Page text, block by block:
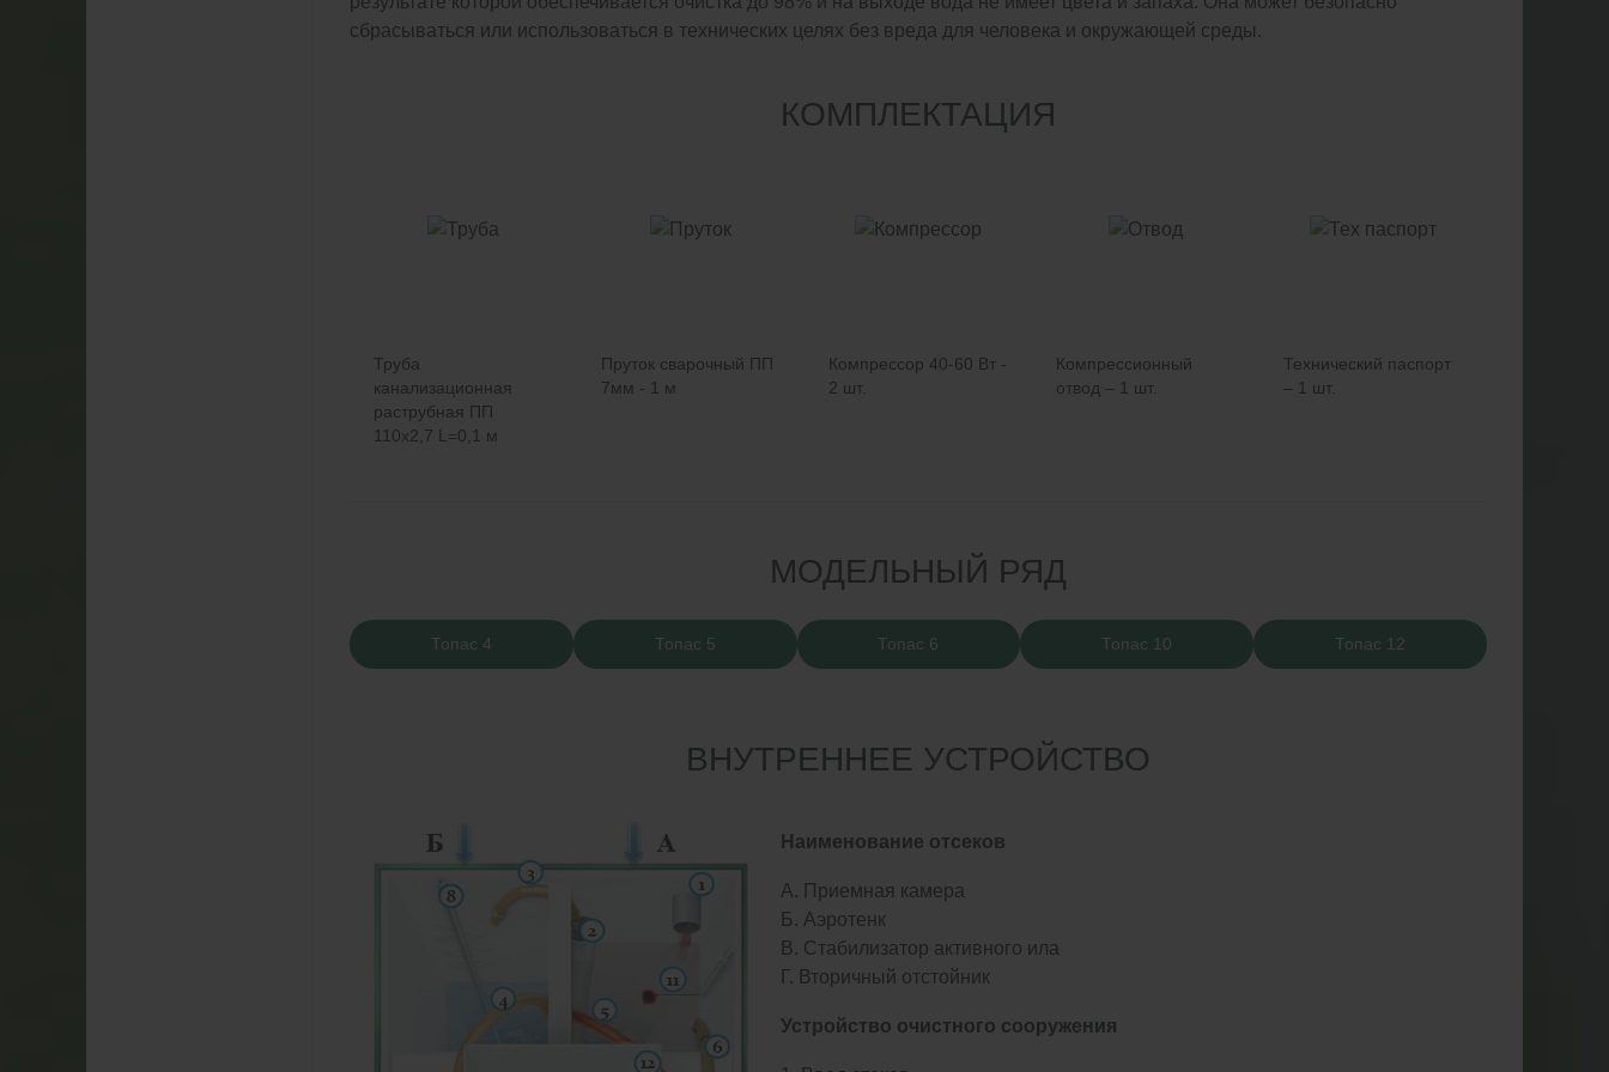
сбрасываться или использоваться в технических целях без вреда для человека и окружающей среды.
КОМПЛЕКТАЦИЯ
Труба
канализационная
раструбная ПП
110х2,7 L=0,1 м
Пруток сварочный ПП
7мм - 1 м
Компрессор 40-60 Вт -
2 шт.
Компрессионный
отвод – 1 шт.
Технический паспорт
– 1 шт.
МОДЕЛЬНЫЙ РЯД
Топас 4 Топас 5 Топас 6 Топас 10 Топас 12
ВНУТРЕННЕЕ УСТРОЙСТВО
Наименование отсеков
А. Приемная камера
Б. Аэротенк
В. Стабилизатор активного ила
Г. Вторичный отстойник
Устройство очистного сооружения